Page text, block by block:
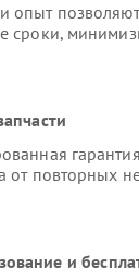
позволяют
сроки,
от повторных
и